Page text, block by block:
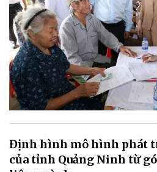
Định hình mô hình phát
của tỉnh Quảng Ninh từ